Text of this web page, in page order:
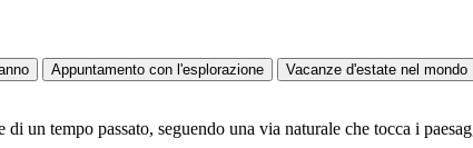
Appuntamento con l'esplorazione Vacanze d'estate nel mondo
un tempo passato, seguendo una via naturale che tocca i